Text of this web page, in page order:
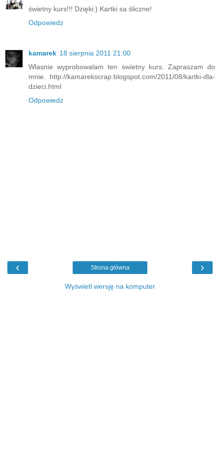
świetny kurs!!! Dzięki:) Kartki sa śliczne!
Odpowiedz
kamarek 18 sierpnia 2011 21:00
Wlasnie wyprobowalam ten swietny kurs. Zapraszam do
mnie. http://kamarekscrap.blogspot.com/2011/08/kartki-dla-
dzieci.html
Odpowiedz
‹ ›
Strona główna
Wyświetl wersję na komputer